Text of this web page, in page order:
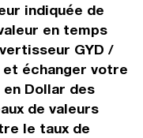
indiquée de
en temps
GYD /
échanger votre
Dollar des
de valeurs
le taux de